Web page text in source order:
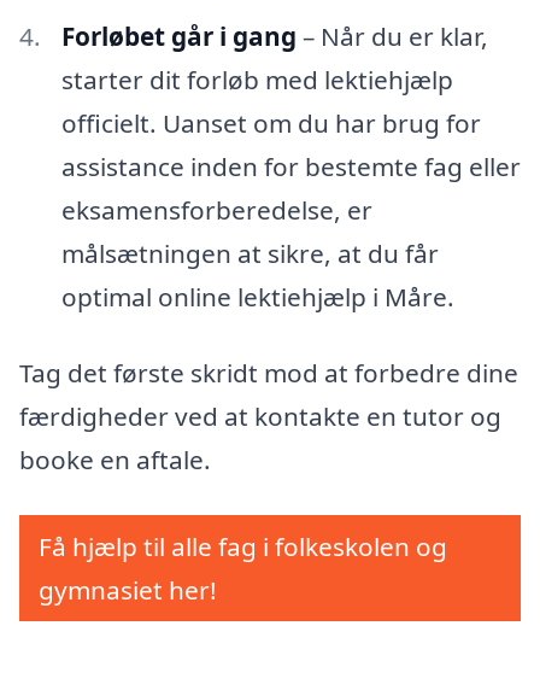
Forløbet går i gang – Når du er klar,
starter dit forløb med lektiehjælp
officielt. Uanset om du har brug for
assistance inden for bestemte fag eller
eksamensforberedelse, er
målsætningen at sikre, at du får
optimal online lektiehjælp i Måre.
Tag det første skridt mod at forbedre dine
færdigheder ved at kontakte en tutor og
booke en aftale.
Få hjælp til alle fag i folkeskolen og
gymnasiet her!